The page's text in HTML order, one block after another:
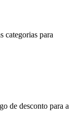
categorias para
de desconto para a